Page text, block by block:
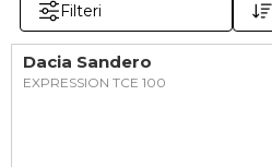
Filteri
Dacia Sandero
EXPRESSION TCE 100